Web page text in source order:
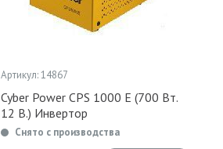
Артикул: 14867
Cyber Power CPS 1000 E (700 Вт.
12 В.) Инвертор
Снято с производства